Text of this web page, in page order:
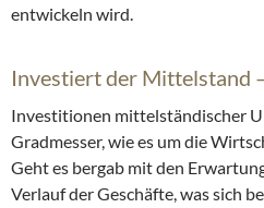
entwickeln wird.
Investiert der Mittelstand
Investitionen mittelständischer
Gradmesser, wie es um die
Geht es bergab mit den
Verlauf der Geschäfte, was sich